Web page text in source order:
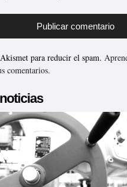
para reducir el spam.
comentarios.